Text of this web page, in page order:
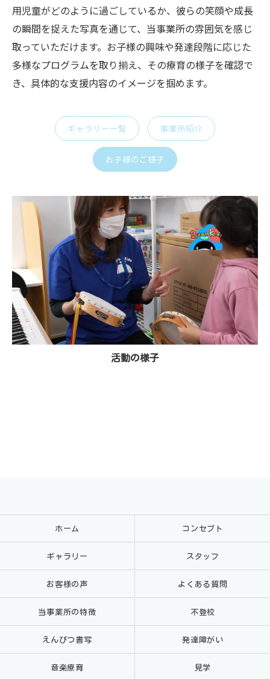
用児童がどのように過ごしているか、彼らの笑顔や成長
の瞬間を捉えた写真を通じて、当事業所の雰囲気を感じ
取っていただけます。お子様の興味や発達段階に応じた
多様なプログラムを取り揃え、その療育の様子を確認で
き、具体的な支援内容のイメージを掴めます。
ギャラリー一覧 事業所紹介
お子様のご様子
活動の様子
ホーム コンセプト
ギャラリー スタッフ
お客様の声 よくある質問
当事業所の特徴 不登校
えんぴつ書写 発達障がい
音楽療育 見学